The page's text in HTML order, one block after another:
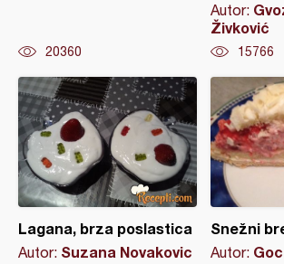
20360
Autor:
Živković
15766
Lagana, brza poslastica
Autor: Suzana Novakovic
Snežni
Autor: